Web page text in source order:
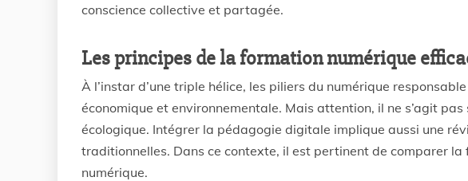
conscience collective et partagée.
Les principes de la formation numérique
À l’instar d’une triple hélice, les piliers du numérique
économique et environnementale. Mais attention, il ne s’agit
écologique. Intégrer la pédagogie digitale implique aussi une
traditionnelles. Dans ce contexte, il est pertinent de comparer
numérique.